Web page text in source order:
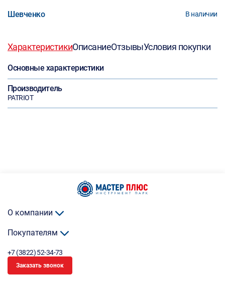
Шевченко В наличии
ХарактеристикиОписаниеОтзывыУсловия покупки
Основные характеристики
Производитель
PATRIOT
О компании
Покупателям
+7 (3822) 52-34-73
Заказать звонок